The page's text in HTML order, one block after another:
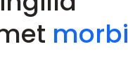
morbi